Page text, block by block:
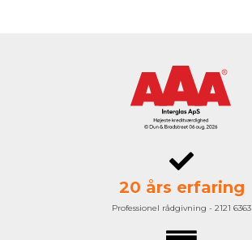
20 års erfaring
Professionel rådgivning - 2121 6363